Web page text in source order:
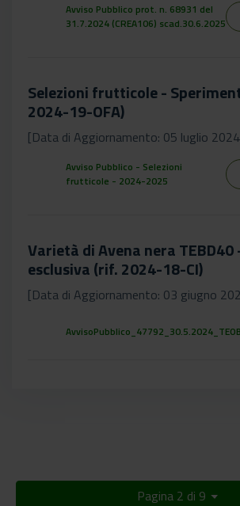
Avviso Pubblico prot. n. 68931 del
31.7.2024 (CREA106) scad.30.6.2025
Selezioni frutticole -
2024-19-OFA)
[Data di Aggiornamento: 05 luglio
Avviso Pubblico - Selezioni
frutticole - 2024-2025
Varietà di Avena nera TEBD40
esclusiva (rif. 2024-18-CI)
[Data di Aggiornamento: 03 giugno
Pagina 2 di 9